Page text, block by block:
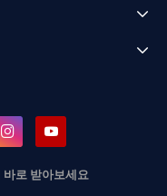
로 받아보세요